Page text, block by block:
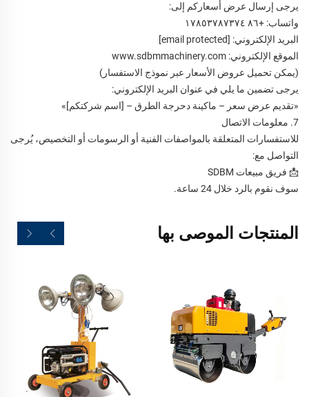
يرجى إرسال عرض أسعاركم إلى:
واتساب: +٨٦ ١٧٨٥٣٧٨٧٣٧٤
البريد الإلكتروني: [email protected]
الموقع الإلكتروني: www.sdbmmachinery.com
(يمكن تحميل عروض الأسعار عبر نموذج الاستفسار)
يرجى تضمين ما يلي في عنوان البريد الإلكتروني:
«تقديم عرض سعر – ماكينة دحرجة الطرق – [اسم شركتكم]»
7. معلومات الاتصال
للاستفسارات المتعلقة بالمواصفات الفنية أو الرسومات أو التخصيص، يُرجى
التواصل مع:
📩 فريق مبيعات SDBM
سوف نقوم بالرد خلال 24 ساعة.
المنتجات الموصى بها